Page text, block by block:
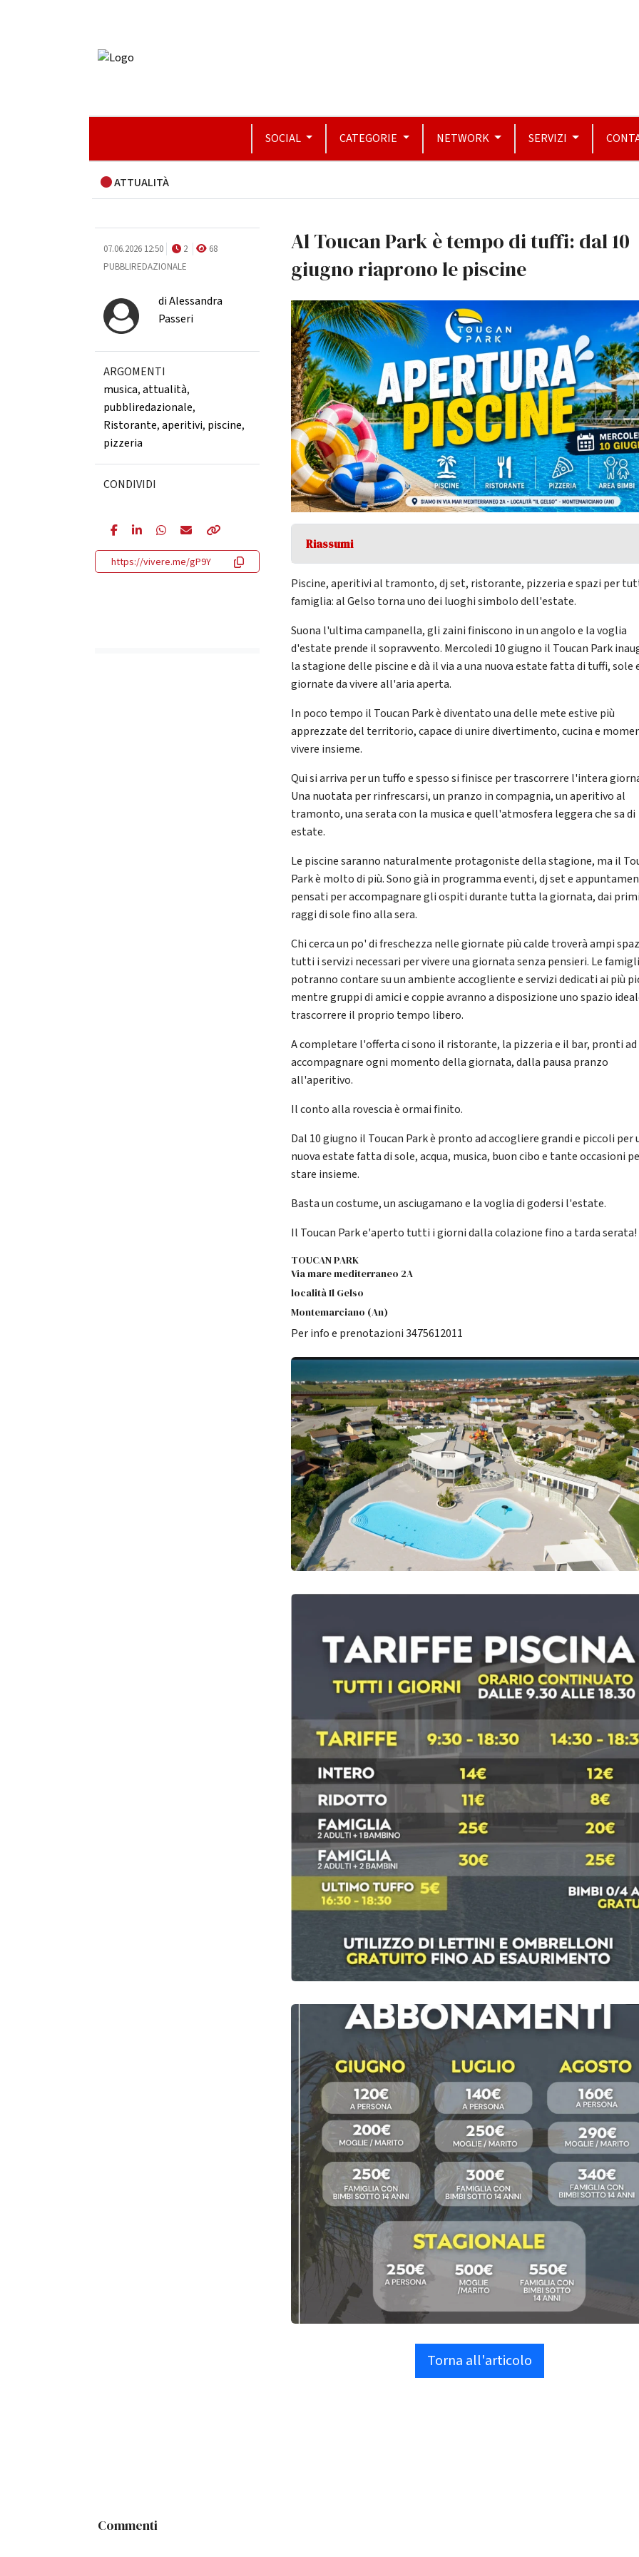
SOCIAL CATEGORIE NETWORK SERVIZI
ATTUALITÀ
07.06.2026 12:50 2
68
PUBBLIREDAZIONALE
di Alessandra
Passeri
ARGOMENTI
musica,attualità,
pubbliredazionale,
Ristorante,aperitivi, piscine,
pizzeria
CONDIVIDI
https://vivere.me/gP9Y
Al Toucan Park è tempo di tuffi: dal 10
giugno riaprono le piscine
Riassumi
Piscine, aperitivi al tramonto, dj set, ristorante, pizzeria e spazi per
famiglia: al Gelso torna uno dei luoghi simbolo dell'estate.
Suona l'ultima campanella, gli zaini finiscono in un angolo e la voglia
d'estate prende il sopravvento. Mercoledi 10 giugno il Toucan Park
la stagione delle piscine e dà il via a una nuova estate fatta di tuffi, sole
giornate da vivere all'aria aperta.
In poco tempo il Toucan Park è diventato una delle mete estive più
apprezzate del territorio, capace di unire divertimento, cucina e
vivere insieme.
Qui si arriva per un tuffo e spesso si finisce per trascorrere l'intera
Una nuotata per rinfrescarsi, un pranzo in compagnia, un aperitivo al
tramonto, una serata con la musica e quell'atmosfera leggera che sa di
estate.
Le piscine saranno naturalmente protagoniste della stagione, ma il
Park è molto di più. Sono già in programma eventi, dj set e
pensati per accompagnare gli ospiti durante tutta la giornata, dai
raggi di sole fino alla sera.
Chi cerca un po' di freschezza nelle giornate più calde troverà ampi
tutti i servizi necessari per vivere una giornata senza pensieri. Le
potranno contare su un ambiente accogliente e servizi dedicati ai più
mentre gruppi di amici e coppie avranno a disposizione uno spazio
trascorrere il proprio tempo libero.
A completare l'offerta ci sono il ristorante, la pizzeria e il bar, pronti ad
accompagnare ogni momento della giornata, dalla pausa pranzo
all'aperitivo.
Il conto alla rovescia è ormai finito.
Dal 10 giugno il Toucan Park è pronto ad accogliere grandi e piccoli per
nuova estate fatta di sole, acqua, musica, buon cibo e tante occasioni
stare insieme.
Basta un costume, un asciugamano e la voglia di godersi l'estate.
Il Toucan Park e'aperto tutti i giorni dalla colazione fino a tarda serata!
TOUCAN PARK
Via mare mediterraneo 2A
località Il Gelso
Montemarciano (An)
Per info e prenotazioni 3475612011
Torna all'articolo
Commenti